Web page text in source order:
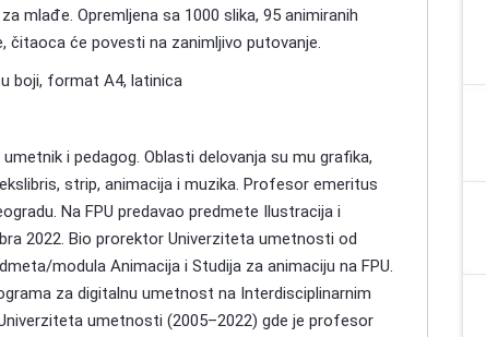
mlađe. Opremljena sa 1000 slika, 95 animiranih
čitaoca će povesti na zanimljivo putovanje.
boji, format A4, latinica
i pedagog. Oblasti delovanja su mu grafika,
strip, animacija i muzika. Profesor emeritus
Na FPU predavao predmete Ilustracija i
2022. Bio prorektor Univerziteta umetnosti od
modula Animacija i Studija za animaciju na FPU.
za digitalnu umetnost na Interdisciplinarnim
umetnosti (2005–2022) gde je profesor